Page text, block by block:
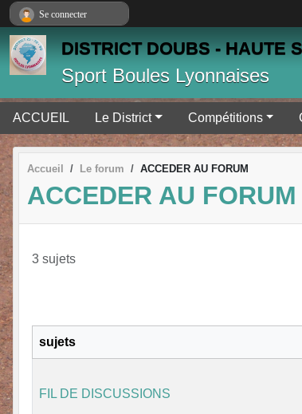
DISTRICT DOUBS - HAUTE
Sport Boules Lyonnaises
ACCUEIL Le District Compétitions
Accueil Le forum ACCEDER AU FORUM
ACCEDER AU FORUM
3 sujets
sujets
FIL DE DISCUSSIONS
Se connecter
Panneau de gestion des cookies